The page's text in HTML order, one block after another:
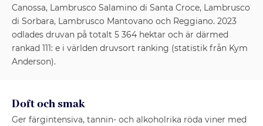
Canossa, Lambrusco Salamino di Santa Croce, Lambrusco
di Sorbara, Lambrusco Mantovano och Reggiano. 2023
odlades druvan på totalt 5 364 hektar och är därmed
rankad 111: e i världen druvsort ranking (statistik från Kym
Anderson).
Doft och smak
Ger färgintensiva, tannin- och alkoholrika röda viner med